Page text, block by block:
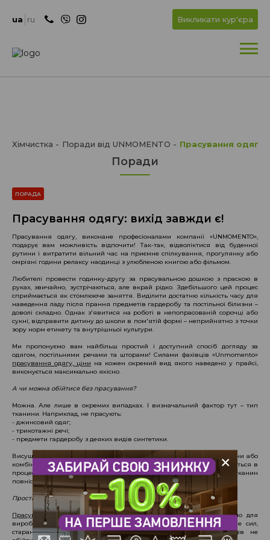
OKua ru Викликати кур'єра
Хімчистка Поради від UNMOMENTO Прасування одягу:
Поради
ПОРАДА
Прасування одягу: вихід завжди є!
Прасування одягу, виконане професіоналами компанії «UNMOMENTO»,
подарує вам можливість відпочити! Так-так, відволіктися від буденної
рутини і витратити вільний час на приємне спілкування, прогулянку або
омріяні години релаксу наодинці з улюбленою книгою або фільмом.
Любителі провести годинку-другу за прасувальною дошкою з праскою в
руках, звичайно, зустрічаються, але вкрай рідко. Здебільшого цей процес
сприймається як стомлююче заняття. Виділити достатню кількість часу для
наведення ладу після прання предметів гардеробу та постільної білизни –
доволі складно. Однак з'явитися на роботі в непопрасованій сорочці або
сукні, відправити дитину до школи в пом'ятій формі – неприйнятно з точки
зору норм етикету та внутрішньої культури.
Ми пропонуємо вам найбільш простий і доступний спосіб догляду за
одягом, постільними речами та шторами! Силами фахівців «Unmomento»
прасування одягу, ціни на кожен окремий вид якого наведено у прайсі,
виконується максимально якісно.
А чи можна обійтися без прасування?
Можна. Але лише в окремих випадках. І визначальний фактор тут – тип
тканини. Наприклад, не прасують:
- джинсовий одяг;
- трикотажні речі;
- предмети гардеробу з деяких видів синтетики.
Висушені в розправленому вигляді джинси, а також куртки, сарафани або
комбінезони з цієї тканини можна одягати відразу: вони розправляться в
процесі носіння. Речі з делікатних синтетичних і трикотажних тканин
повністю «готові до вживання», якщо вони висохли на плічках.
Прості секрети якісного прасування
Прасування одягуіншого типу необхідне. Особливо це актуально для
виробів із примхливих тканин, прасування яких вимагає більше сил,
старанності та скрупульозності. Без знання маленьких хитрощів не
+